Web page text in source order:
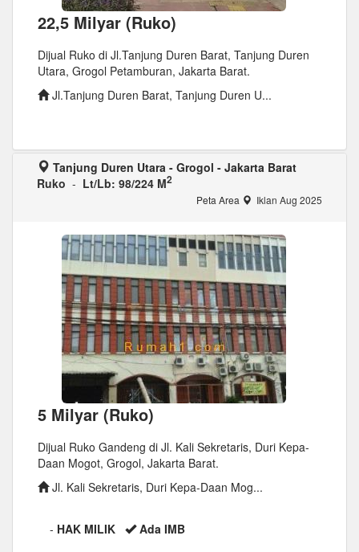
22,5 Milyar (Ruko)
Dijual Ruko di Jl.Tanjung Duren Barat, Tanjung Duren
Utara, Grogol Petamburan, Jakarta Barat.
Jl.Tanjung Duren Barat, Tanjung Duren U...
Tanjung Duren Utara - Grogol - Jakarta Barat
Ruko - Lt/Lb: 98/224 M2
Peta Area Iklan Aug 2025
5 Milyar (Ruko)
Dijual Ruko Gandeng di Jl. Kali Sekretaris, Duri Kepa-
Daan Mogot, Grogol, Jakarta Barat.
Jl. Kali Sekretaris, Duri Kepa-Daan Mog...
- HAK MILIK Ada IMB